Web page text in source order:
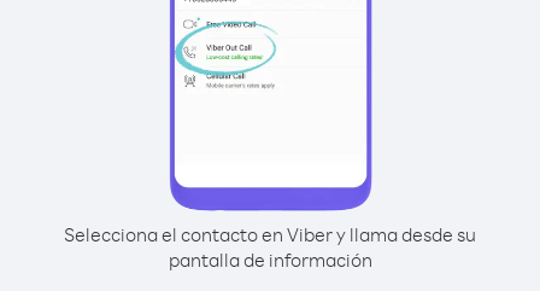
Selecciona el contacto en Viber y llama desde su
pantalla de información